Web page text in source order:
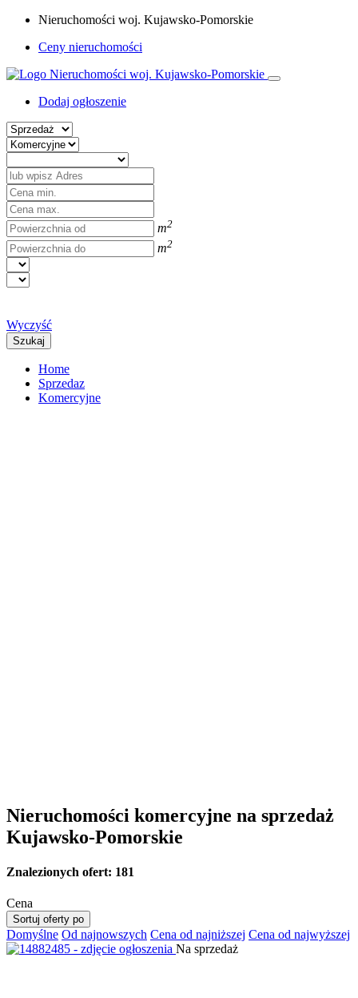
Nieruchomości woj. Kujawsko-Pomorskie
Ceny nieruchomości
Dodaj ogłoszenie
m2
m2
Wyczyść
Szukaj
Home
Sprzedaz
Komercyjne
Nieruchomości komercyjne na sprzedaż
Kujawsko-Pomorskie
Znalezionych ofert: 181
Cena
Sortuj oferty po
Domyślne Od najnowszych Cena od najniższej Cena od najwyższej
Na sprzedaż